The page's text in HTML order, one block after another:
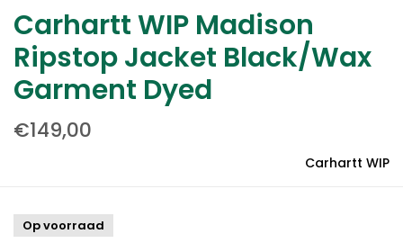
Carhartt WIP Madison
Ripstop Jacket Black/Wax
Garment Dyed
€149,00
Carhartt WIP
Op voorraad